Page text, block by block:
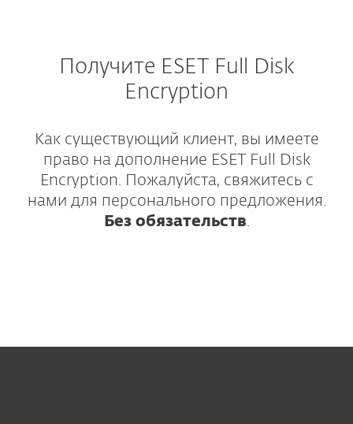
Получите ESET Full Disk
Encryption
Как существующий клиент, вы имеете
право на дополнение ESET Full Disk
Encryption. Пожалуйста, свяжитесь с
нами для персонального предложения.
Без обязательств.